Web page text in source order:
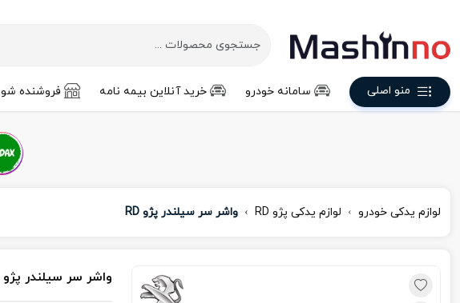
منو اصلی سامانه خودرو خرید آنلاین بیمه نامه فروشنده شو
لوازم یدکی خودرو لوازم یدکی پژو RD واشر سر سیلندر پژو RD
واشر سر سیلندر پژو RD